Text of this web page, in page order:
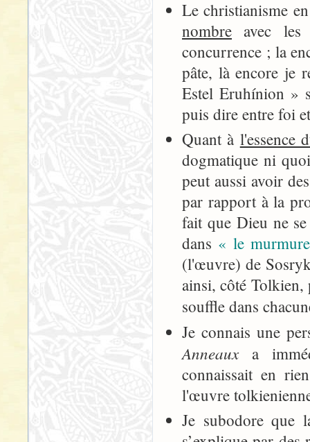
Le christianisme
nombre avec
concurrence ; la
pâte, là encore je
Estel Eruhínion »
puis dire entre foi
Quant à l'essence
dogmatique ni
peut aussi avoir
par rapport à la
fait que Dieu ne
dans « le
(l'œuvre) de
ainsi, côté Tolkien,
souffle dans
Je connais une
Anneauxa
connaissait en
l'œuvre
Je subodore que